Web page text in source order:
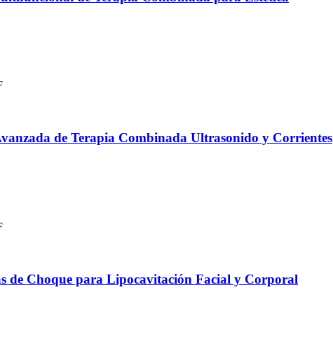
de Terapia Combinada Ultrasonido y Corrientes
Choque para Lipocavitación Facial y Corporal